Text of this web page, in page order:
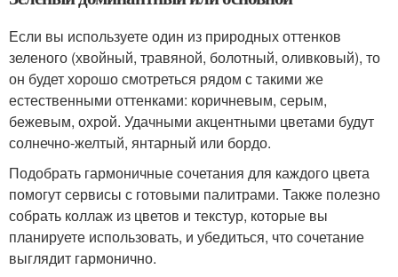
Если вы используете один из природных оттенков
зеленого (хвойный, травяной, болотный, оливковый), то
он будет хорошо смотреться рядом с такими же
естественными оттенками: коричневым, серым,
бежевым, охрой. Удачными акцентными цветами будут
солнечно-желтый, янтарный или бордо.
Подобрать гармоничные сочетания для каждого цвета
помогут сервисы с готовыми палитрами. Также полезно
собрать коллаж из цветов и текстур, которые вы
планируете использовать, и убедиться, что сочетание
выглядит гармонично.